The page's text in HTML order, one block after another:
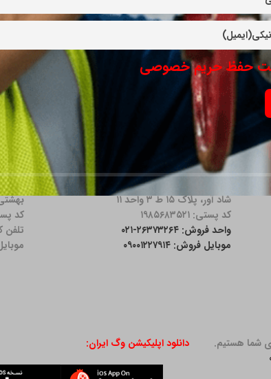
حفظ حریم خصوصی
آدرس دفتر: خیابان مقدس اردبیلی، نبش خیابان
شاد آور، پلاک ۱۵ ط ۳ واحد ۱۱
کد پستی: ۱۹۸۵۶۸۳۵۲۱
واحد فروش: ۲۶۳۷۳۲۶۴-۰۲۱
موبایل فروش: ۰۹۰۰۱۲۲۷۹۱۴
آدرس
کد پستی:
تلفن کارخانه:
موبایل
دانلود اپلیکیشن وگ ایران: